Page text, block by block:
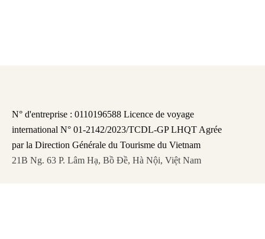
N° d'entreprise : 0110196588 Licence de voyage
international N° 01-2142/2023/TCDL-GP LHQT Agrée
par la Direction Générale du Tourisme du Vietnam
21B Ng. 63 P. Lâm Hạ, Bồ Đề, Hà Nội, Việt Nam